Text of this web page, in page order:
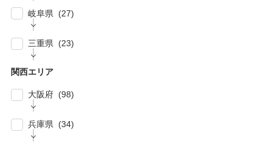
| … 北区・台東区・足立区・荒川区 (24)
| … 八王子市・武蔵野市・三鷹市・日野市・西
| … 川口市・越谷市・川越市 (14)
| … 朝霞市・上尾市・志木市 (6)
| … 野田市・成田市・木更津市・茂原市・我孫
| … 名古屋市 (27)
| … 稲沢市/・尾張旭市・瀬戸市・日進市 (10)
| … 豊明市・東海市・大府市・刈谷市 (7)
| … 知立市・安城市・豊田市・岡崎市 (12)
岐阜県 (27)
| … 岐阜市・大垣市 (10)
川市 (5)
三重県 (23)
| … 津市・四日市市 (9)
| … 鈴鹿市・松阪市・桑名市 (8)
| … 伊勢市・志摩市 (3)
関西エリア
大阪府 (98)
| … 大阪市 ・堺市 (61)
兵庫県 (34)